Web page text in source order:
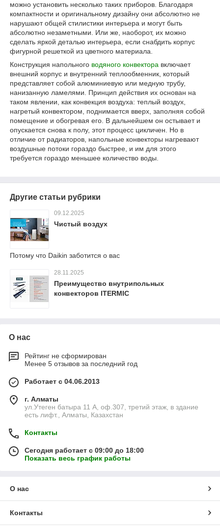
можно установить несколько таких приборов. Благодаря
компактности и оригинальному дизайну они абсолютно не
нарушают общей стилистики интерьера и могут быть
абсолютно незаметными. Или же, наоборот, их можно
сделать яркой деталью интерьера, если снабдить корпус
фигурной решеткой из цветного материала.
Конструкция напольного водяного конвектора включает
внешний корпус и внутренний теплообменник, который
представляет собой алюминиевую или медную трубу,
нанизанную ламелями. Принцип действия их основан на
таком явлении, как конвекция воздуха: теплый воздух,
нагретый конвектором, поднимается вверх, заполняя собой
помещение и обогревая его. В дальнейшем он остывает и
опускается снова к полу, этот процесс цикличен. Но в
отличие от радиаторов, напольные конвекторы нагревают
воздушные потоки гораздо быстрее, и им для этого
требуется гораздо меньшее количество воды.
Другие статьи рубрики
09.12.2025
Чистый воздух
Потому что Daikin заботится о вас
28.11.2025
Преимущество внутрипольных
конвекторов ITERMIC
О нас
Рейтинг не сформирован
Менее 5 отзывов за последний год
Работает с 04.06.2013
г. Алматы
ул.Утеген батыра 11 А, оф.307, третий этаж, в здание
есть лифт., Алматы, Казахстан
Контакты
Сегодня работает с 09:00 до 18:00
Показать весь график работы
О нас
Контакты